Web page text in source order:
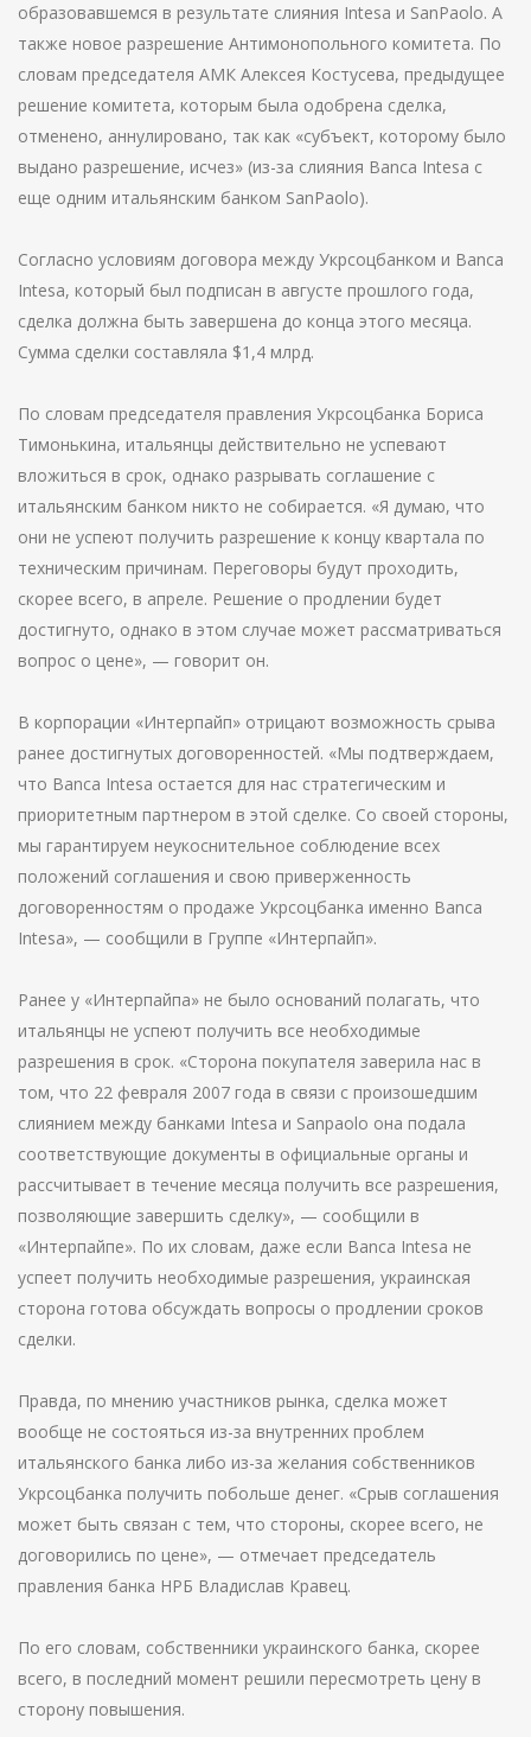
образовавшемся в результате слияния Intesa и SanPaolo. А
также новое разрешение Антимонопольного комитета. По
словам председателя АМК Алексея Костусева, предыдущее
решение комитета, которым была одобрена сделка,
отменено, аннулировано, так как «субъект, которому было
выдано разрешение, исчез» (из-за слияния Banсa Intesa с
еще одним итальянским банком SanPaolo).
Согласно условиям договора между Укрсоцбанком и Banсa
Intesa, который был подписан в августе прошлого года,
сделка должна быть завершена до конца этого месяца.
Сумма сделки составляла $1,4 млрд.
По словам председателя правления Укрсоцбанка Бориса
Тимонькина, итальянцы действительно не успевают
вложиться в срок, однако разрывать соглашение с
итальянским банком никто не собирается. «Я думаю, что
они не успеют получить разрешение к концу квартала по
техническим причинам. Переговоры будут проходить,
скорее всего, в апреле. Решение о продлении будет
достигнуто, однако в этом случае может рассматриваться
вопрос о цене», — говорит он.
В корпорации «Интерпайп» отрицают возможность срыва
ранее достигнутых договоренностей. «Мы подтверждаем,
что Banсa Intesa остается для нас стратегическим и
приоритетным партнером в этой сделке. Со своей стороны,
мы гарантируем неукоснительное соблюдение всех
положений соглашения и свою приверженность
договоренностям о продаже Укрсоцбанка именно Banca
Intesa», — сообщили в Группе «Интерпайп».
Ранее у «Интерпайпа» не было оснований полагать, что
итальянцы не успеют получить все необходимые
разрешения в срок. «Сторона покупателя заверила нас в
том, что 22 февраля 2007 года в связи с произошедшим
слиянием между банками Intesa и Sanpaolo она подала
соответствующие документы в официальные органы и
рассчитывает в течение месяца получить все разрешения,
позволяющие завершить сделку», — сообщили в
«Интерпайпе». По их словам, даже если Banca Intesa не
успеет получить необходимые разрешения, украинская
сторона готова обсуждать вопросы о продлении сроков
сделки.
Правда, по мнению участников рынка, сделка может
вообще не состояться из-за внутренних проблем
итальянского банка либо из-за желания собственников
Укрсоцбанка получить побольше денег. «Срыв соглашения
может быть связан с тем, что стороны, скорее всего, не
договорились по цене», — отмечает председатель
правления банка НРБ Владислав Кравец.
По его словам, собственники украинского банка, скорее
всего, в последний момент решили пересмотреть цену в
сторону повышения.